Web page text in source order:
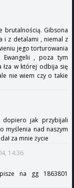
brutalnością. Gibsona
i z detalami , niemal z
jego torturowania
, poza tym
łza w której odbija się
nie wiem czy o takie
dopiero jak przybijali
myślenia nad naszym
za mnie życie
14:36
na gg 1863801